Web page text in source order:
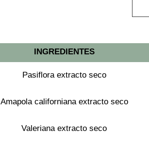
INGREDIENTES
Pasiflora extracto seco
Amapola californiana extracto seco
Valeriana extracto seco